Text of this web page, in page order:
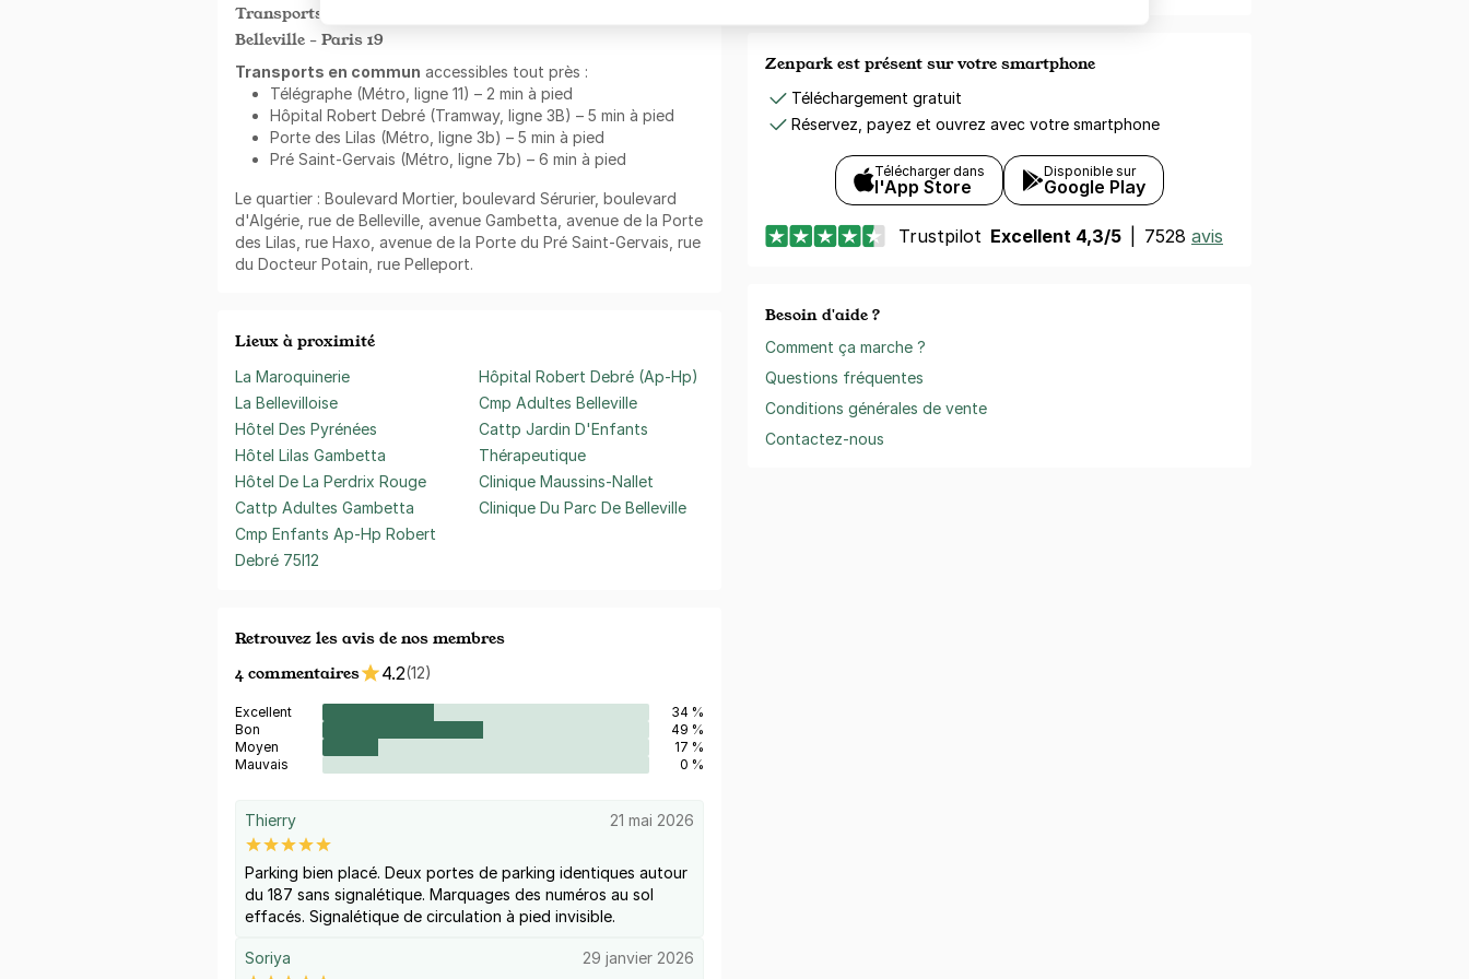
Transports à proximité du Métro Télégraphe - 287 rue de
Belleville - Paris 19
Transports en commun accessibles tout près :
Télégraphe (Métro, ligne 11) – 2 min à pied
Hôpital Robert Debré (Tramway, ligne 3B) – 5 min à pied
Porte des Lilas (Métro, ligne 3b) – 5 min à pied
Pré Saint-Gervais (Métro, ligne 7b) – 6 min à pied
Le quartier : Boulevard Mortier, boulevard Sérurier, boulevard
d'Algérie, rue de Belleville, avenue Gambetta, avenue de la Porte
des Lilas, rue Haxo, avenue de la Porte du Pré Saint-Gervais, rue
du Docteur Potain, rue Pelleport.
Lieux à proximité
La Maroquinerie
La Bellevilloise
Hôtel Des Pyrénées
Hôtel Lilas Gambetta
Hôtel De La Perdrix Rouge
Cattp Adultes Gambetta
Cmp Enfants Ap-Hp Robert
Debré 75I12
Hôpital Robert Debré (Ap-Hp)
Cmp Adultes Belleville
Cattp Jardin D'Enfants
Thérapeutique
Clinique Maussins-Nallet
Clinique Du Parc De Belleville
Retrouvez les avis de nos membres
4 commentaires
4.2(12)
Excellent
34 %
Bon
49 %
Moyen
17 %
Mauvais
0 %
Thierry 21 mai 2026
Parking bien placé. Deux portes de parking identiques autour
du 187 sans signalétique. Marquages des numéros au sol
effacés. Signalétique de circulation à pied invisible.
Soriya 29 janvier 2026
Zenpark est présent sur votre smartphone
Téléchargement gratuit
Réservez, payez et ouvrez avec votre smartphone
Télécharger dans
l'App Store
Disponible sur
Google Play
Trustpilot Excellent 4,3/5 7528 avis
Besoin d'aide ?
Comment ça marche ?
Questions fréquentes
Conditions générales de vente
Contactez-nous